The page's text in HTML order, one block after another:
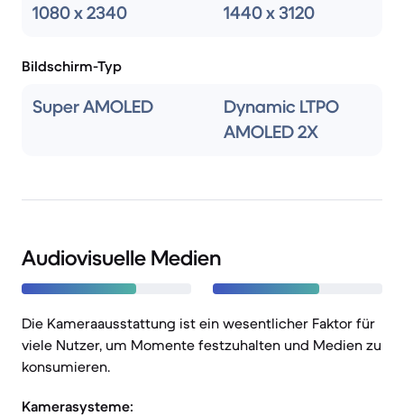
1080 x 2340 1440 x 3120
Bildschirm-Typ
Super AMOLED
Dynamic LTPO
AMOLED 2X
Audiovisuelle Medien
Die Kameraausstattung ist ein wesentlicher Faktor für
viele Nutzer, um Momente festzuhalten und Medien zu
konsumieren.
Kamerasysteme: